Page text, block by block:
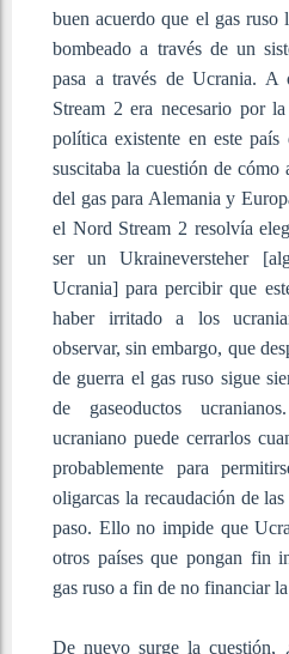
buen acuerdo que el gas ruso
bombeado a través de un
pasa a través de Ucrania.
Stream 2 era necesario por
política existente en este
suscitaba la cuestión de cómo
del gas para Alemania y
el Nord Stream 2 resolvía
ser un Ukraineversteher
Ucrania] para percibir que
haber irritado a los
observar, sin embargo, que
de guerra el gas ruso sigue
de gaseoductos
ucraniano puede cerrarlos
probablemente para
oligarcas la recaudación de
paso. Ello no impide que
otros países que pongan fin
gas ruso a fin de no financiar
De nuevo surge la cuestión,